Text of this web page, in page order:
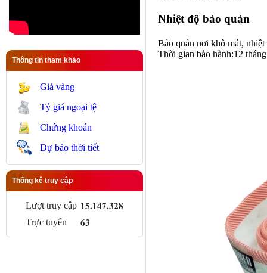
Thông tin tham khảo
Giá vàng
Tỷ giá ngoại tệ
Chứng khoán
Dự báo thời tiết
Thống kê truy cập
Lượt truy cập 15.147.328
Trực tuyến 63
Nhiệt độ bảo quản
Bảo quản nơi khô mát,
Thời gian bảo hành:12